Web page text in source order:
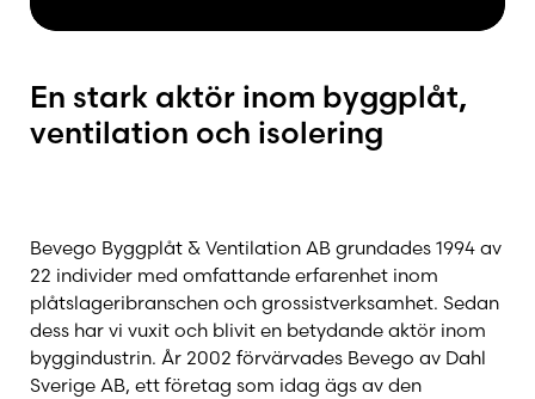
Kaufmann Keramik – Designkakel
Nordpeis
NVI
En stark aktör inom byggplåt,
ventilation och isolering
Bevego Byggplåt & Ventilation AB grundades 1994 av
22 individer med omfattande erfarenhet inom
plåtslageribranschen och grossistverksamhet. Sedan
dess har vi vuxit och blivit en betydande aktör inom
byggindustrin. År 2002 förvärvades Bevego av Dahl
Sverige AB, ett företag som idag ägs av den